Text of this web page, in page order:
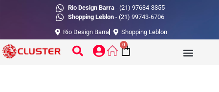
Rio Design Barra- (21) 97634-3355
Shopping Leblon - (21) 99743-6706
Rio Design Barra Shopping Leblon
0